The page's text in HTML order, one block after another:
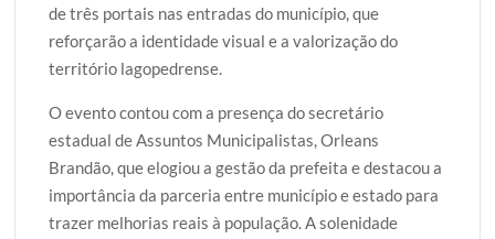
de três portais nas entradas do município, que
reforçarão a identidade visual e a valorização do
território lagopedrense.
O evento contou com a presença do secretário
estadual de Assuntos Municipalistas, Orleans
Brandão, que elogiou a gestão da prefeita e destacou a
importância da parceria entre município e estado para
trazer melhorias reais à população. A solenidade